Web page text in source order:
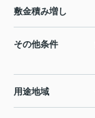
敷金積み増し
その他条件
用途地域